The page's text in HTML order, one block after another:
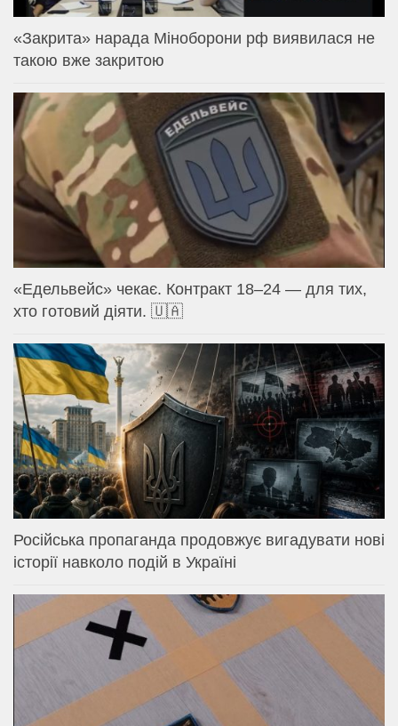
«Закрита» нарада Міноборони рф виявилася не
такою вже закритою
«Едельвейс» чекає. Контракт 18–24 — для тих,
хто готовий діяти. 🇺🇦
Російська пропаганда продовжує вигадувати нові
історії навколо подій в Україні